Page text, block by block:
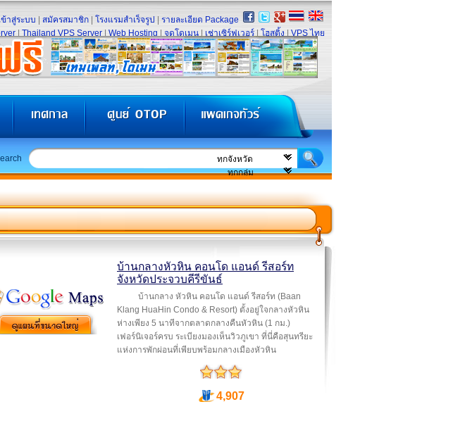
ข้าสู่ระบบ สมัครสมาชิก โรงแรมสำเร็จรูป
รายละเอียด Package
Thailand VPS Server Web Hosting จดโดเมน เช่าเซิร์ฟเวอร์ โฮสติ้ง VPS ไทย
บ้านกลางหัวหิน คอนโด แอนด์ รีสอร์ท
จังหวัดประจวบคีรีขันธ์
บ้านกลาง หัวหิน คอนโด แอนด์ รีสอร์ท (Baan
Klang HuaHin Condo & Resort) ตั้งอยู่ใจกลางหัวหิน
ห่างเพียง 5 นาทีจากตลาดกลางคืนหัวหิน (1 กม.)
เฟอร์นิเจอร์ครบ ระเบียงมองเห็นวิวภูเขา ที่นี่คือสุนทรียะ
แห่งการพักผ่อนที่เพียบพร้อมกลางเมืองหัวหิน
4,907